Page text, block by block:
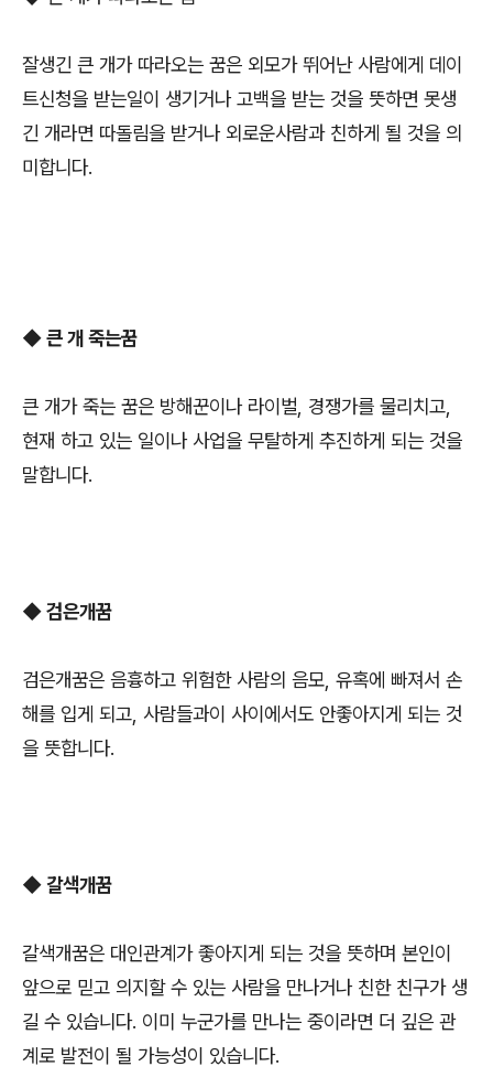
잘생긴 큰 개가 따라오는 꿈은 외모가 뛰어난 사람에게 데이
트신청을 받는일이 생기거나 고백을 받는 것을 뜻하면 못생
긴 개라면 따돌림을 받거나 외로운사람과 친하게 될 것을 의
미합니다.
◆ 큰 개 죽는꿈
큰 개가 죽는 꿈은 방해꾼이나 라이벌, 경쟁가를 물리치고,
현재 하고 있는 일이나 사업을 무탈하게 추진하게 되는 것을
말합니다.
◆ 검은개꿈
검은개꿈은 음흉하고 위험한 사람의 음모, 유혹에 빠져서 손
해를 입게 되고, 사람들과이 사이에서도 안좋아지게 되는 것
을 뜻합니다.
◆ 갈색개꿈
갈색개꿈은 대인관계가 좋아지게 되는 것을 뜻하며 본인이
앞으로 믿고 의지할 수 있는 사람을 만나거나 친한 친구가 생
길 수 있습니다. 이미 누군가를 만나는 중이라면 더 깊은 관
계로 발전이 될 가능성이 있습니다.